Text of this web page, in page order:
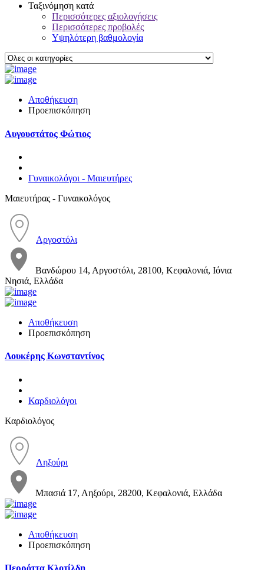
Ταξινόμηση κατά
Περισσότερες αξιολογήσεις
Περισσότερες προβολές
Υψηλότερη βαθμολογία
Αποθήκευση
Προεπισκόπηση
Αυγουστάτος Φώτιος
Γυναικολόγοι - Μαιευτήρες
Μαιευτήρας - Γυναικολόγος
Αργοστόλι
Βανδώρου 14, Αργοστόλι, 28100, Κεφαλονιά, Ιόνια
Νησιά, Ελλάδα
Αποθήκευση
Προεπισκόπηση
Λουκέρης Κωνσταντίνος
Καρδιολόγοι
Καρδιολόγος
Ληξούρι
Μπασιά 17, Ληξούρι, 28200, Κεφαλονιά, Ελλάδα
Αποθήκευση
Προεπισκόπηση
Περρόττα Κλοτίλδη